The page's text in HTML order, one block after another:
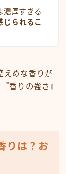
濃厚すぎる
じられるこ
えめな香りが
香りの強さ』
りは？お